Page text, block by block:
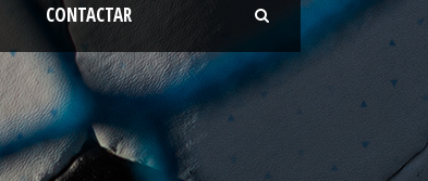
CONTACTAR